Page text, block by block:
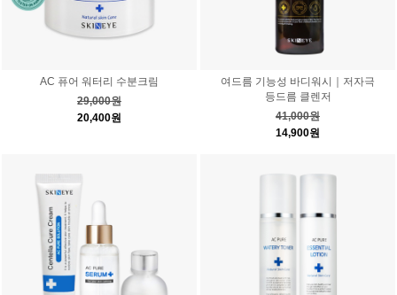
AC 퓨어 워터리 수분크림
29,000원
20,400원
여드름 기능성 바디워시｜저자극
등드름 클렌저
41,000원
14,900원